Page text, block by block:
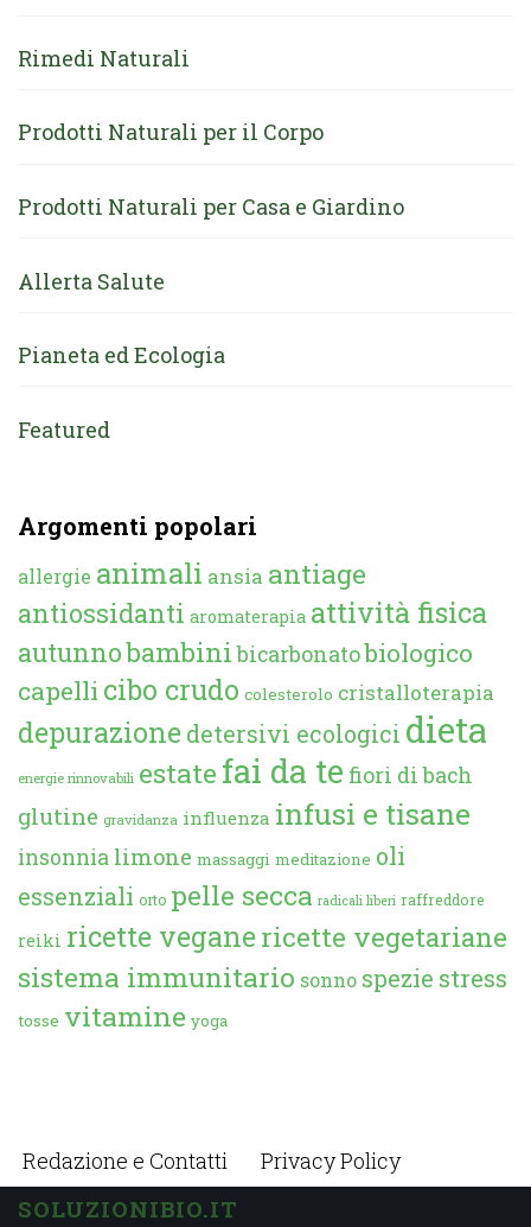
Rimedi Naturali
Prodotti Naturali per il Corpo
Prodotti Naturali per Casa e Giardino
Allerta Salute
Pianeta ed Ecologia
Featured
Argomenti popolari
allergie animali ansia antiage
antiossidanti aromaterapia attività fisica
autunnobambini bicarbonatobiologico
capelli cibo crudo colesterolo cristalloterapia
depurazione detersivi ecologici dieta
energie rinnovabili estate fai da te fiori di bach
glutine gravidanza influenza infusi e tisane
insonnia limone massaggi meditazione oli
essenziali orto pelle secca radicali liberi raffreddore
reiki ricette veganericette vegetariane
sistema immunitario sonno spezie stress
tosse vitamine yoga
Redazione e Contatti Privacy Policy
SOLUZIONIBIO.IT